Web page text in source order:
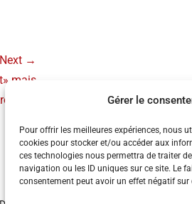
Gérer le
Pour offrir les meilleures expériences, nous
cookies pour stocker et/ou accéder aux
ces technologies nous permettra de traiter
navigation ou les ID uniques sur ce site. Le
consentement peut avoir un effet négatif
Next →
mais